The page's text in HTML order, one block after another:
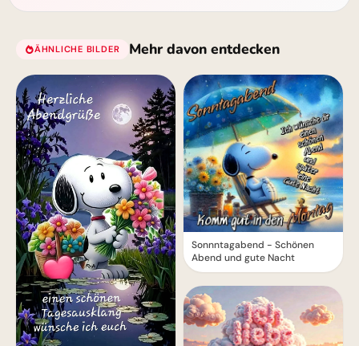
ÄHNLICHE BILDER Mehr davon entdecken
Sonnntagabend - Schönen
Abend und gute Nacht